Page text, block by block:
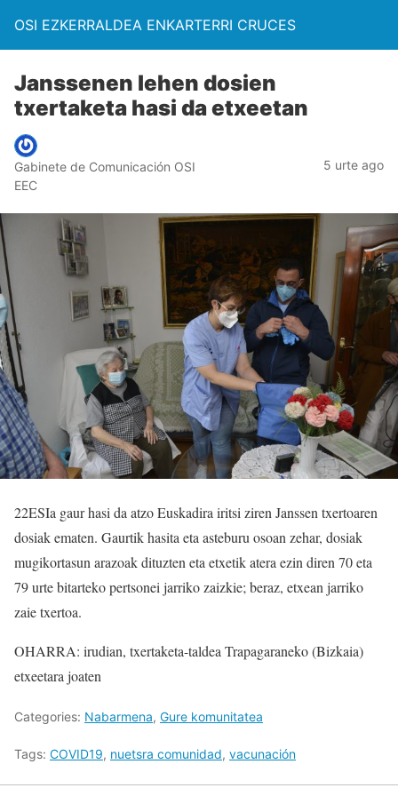
OSI EZKERRALDEA ENKARTERRI CRUCES
Janssenen lehen dosien
txertaketa hasi da etxeetan
Gabinete de Comunicación OSI
EEC
5 urte ago
22ESIa gaur hasi da atzo Euskadira iritsi ziren Janssen txertoaren
dosiak ematen. Gaurtik hasita eta asteburu osoan zehar, dosiak
mugikortasun arazoak dituzten eta etxetik atera ezin diren 70 eta
79 urte bitarteko pertsonei jarriko zaizkie; beraz, etxean jarriko
zaie txertoa.
OHARRA: irudian, txertaketa-taldea Trapagaraneko (Bizkaia)
etxeetara joaten
Categories: Nabarmena, Gure komunitatea
Tags: COVID19, nuetsra comunidad, vacunación